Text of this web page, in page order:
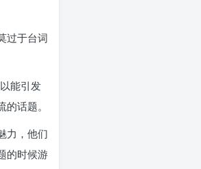
过于台词
能引发
话题。
力，他们
的时候游